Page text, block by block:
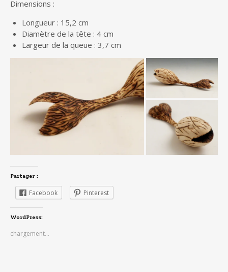
Dimensions :
Longueur : 15,2 cm
Diamètre de la tête : 4 cm
Largeur de la queue : 3,7 cm
Partager :
Facebook Pinterest
WordPress:
chargement…